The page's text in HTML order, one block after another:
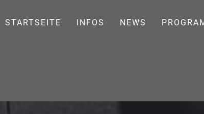
STARTSEITE INFOS NEWS